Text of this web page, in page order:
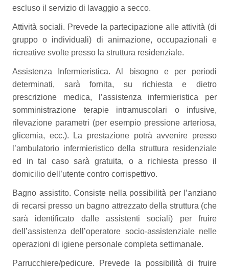
escluso il servizio di lavaggio a secco.
Attività sociali. Prevede la partecipazione alle attività (di
gruppo o individuali) di animazione, occupazionali e
ricreative svolte presso la struttura residenziale.
Assistenza Infermieristica. Al bisogno e per periodi
determinati, sarà fornita, su richiesta e dietro
prescrizione medica, l’assistenza infermieristica per
somministrazione terapie intramuscolari o infusive,
rilevazione parametri (per esempio pressione arteriosa,
glicemia, ecc.). La prestazione potrà avvenire presso
l’ambulatorio infermieristico della struttura residenziale
ed in tal caso sarà gratuita, o a richiesta presso il
domicilio dell’utente contro corrispettivo.
Bagno assistito. Consiste nella possibilità per l’anziano
di recarsi presso un bagno attrezzato della struttura (che
sarà identificato dalle assistenti sociali) per fruire
dell’assistenza dell’operatore socio-assistenziale nelle
operazioni di igiene personale completa settimanale.
Parrucchiere/pedicure. Prevede la possibilità di fruire